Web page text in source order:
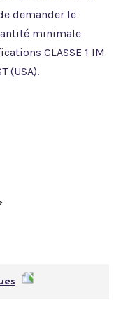
demander le
minimale
CLASSE 1 IM
(USA).